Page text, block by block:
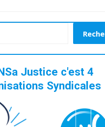
Justice c'est 4
Syndicales